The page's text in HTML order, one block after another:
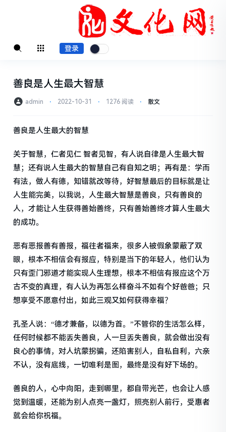
登录
善良是人生最大智慧
admin ⋅ 2022-10-31 ⋅ 1276 阅读 ⋅ 散文
善良是人生最大的智慧
关于智慧，仁者见仁 智者见智，有人说自律是人生最大智
慧；还有说人生最大的智慧自己有自知之明；再有是：学而
有法，做人有德，知错就改等待，好智慧最后的目标就是让
人生能完美，以我说，人生最大智慧是善良，只有善良的
人，才能让人生获得善始善终，只有善始善终才算人生最大
的成功。
恶有恶报善有善报，福往者福来，很多人被假象蒙蔽了双
眼，根本不相信会有报应，特别是当下的年轻人，他们认为
只有歪门邪道才能实现人生理想，根本不相信有报应这个万
古不变的真理，有人认为再怎么样奋斗不如有个好爸爸；只
想享受不愿意付出，如此三观又如何获得幸福？
孔圣人说：“德才兼备，以德为首。”不管你的生活怎么样，
任何时候都不能丢失善良，人一旦丢失善良，就会做出没有
良心的事情，对人坑蒙拐骗，还陷害别人，自私自利，六亲
不认，没有底线，一切唯利是图，最终是没有好下场的。
善良的人，心中向阳，走到哪里，都自带光芒，也会让人感
觉到温暖，还能为别人点亮一盏灯，照亮别人前行，受惠者
就会给你祝福。